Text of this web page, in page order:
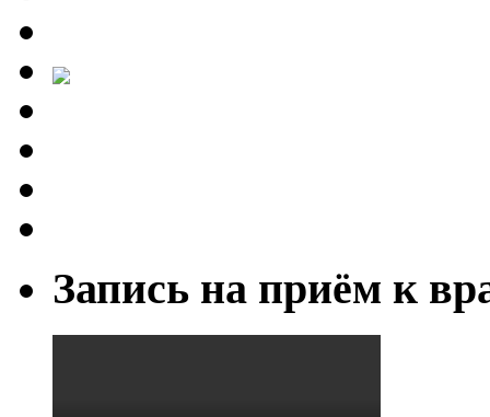
Запись на приём к